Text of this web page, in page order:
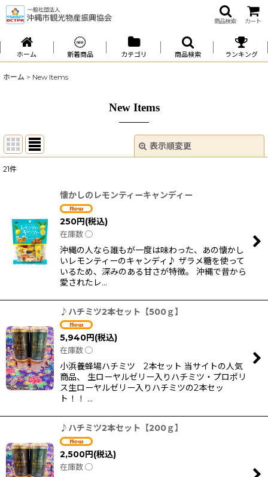
商品検索 カート
ホーム 新着商品 カテゴリ 商品検索 ランキング
ホーム > New Items
New Items
表示順変更
絞り込む
21件
懐かしのレモンティーキャンディー
250円(税込)
在庫数 ◯
沖縄の人なら誰もが一度は味わった、あの懐かし
いレモンティーのキャンディ♪ ザラメ糖を使って
いるため、深みのある甘さが特徴。 沖縄で昔から
愛されたレ…
♪ハチミツ2本セット【500ｇ】
5,940円(税込)
在庫数 ◯
小浜養蜂場ハチミツ 2本セット 当サイトの人気
商品、 生ローヤルゼリー入りハチミツ・プロポリ
ス生ローヤルゼリー入りハチミツの2本セッ
ト！！ …
♪ハチミツ2本セット【200ｇ】
2,500円(税込)
在庫数 ◯